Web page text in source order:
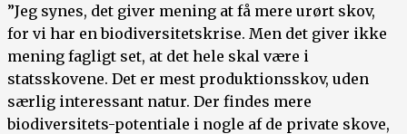
”Jeg synes, det giver mening at få mere urørt skov,
for vi har en biodiversitetskrise. Men det giver ikke
mening fagligt set, at det hele skal være i
statsskovene. Det er mest produktionsskov, uden
særlig interessant natur. Der findes mere
biodiversitets-potentiale i nogle af de private skove,